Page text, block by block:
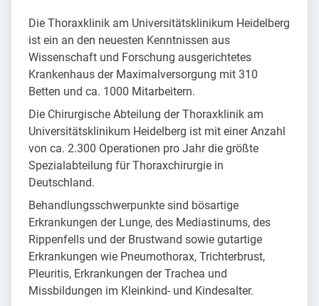
Die Thoraxklinik am Universitätsklinikum Heidelberg
ist ein an den neuesten Kenntnissen aus
Wissenschaft und Forschung ausgerichtetes
Krankenhaus der Maximalversorgung mit 310
Betten und ca. 1000 Mitarbeitern.
Die Chirurgische Abteilung der Thoraxklinik am
Universitätsklinikum Heidelberg ist mit einer Anzahl
von ca. 2.300 Operationen pro Jahr die größte
Spezialabteilung für Thoraxchirurgie in
Deutschland.
Behandlungsschwerpunkte sind bösartige
Erkrankungen der Lunge, des Mediastinums, des
Rippenfells und der Brustwand sowie gutartige
Erkrankungen wie Pneumothorax, Trichterbrust,
Pleuritis, Erkrankungen der Trachea und
Missbildungen im Kleinkind- und Kindesalter.